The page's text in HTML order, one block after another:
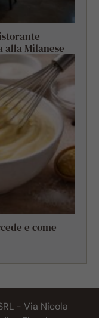
alla Milanese
e come
- Via Nicola